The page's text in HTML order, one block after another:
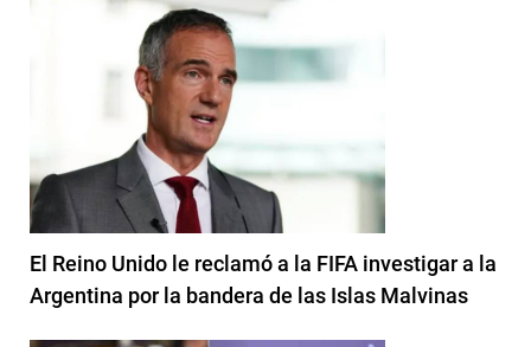
El Reino Unido le reclamó a la FIFA investigar a la
Argentina por la bandera de las Islas Malvinas